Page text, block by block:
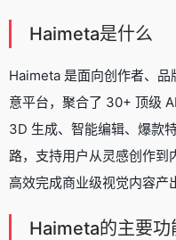
Haimeta是什么
Haimeta 是面向创作者、
意平台，聚合了 30+ 顶级
3D 生成、智能编辑、爆款
路，支持用户从灵感创作到
高效完成商业级视觉内容产
Haimeta的主要功